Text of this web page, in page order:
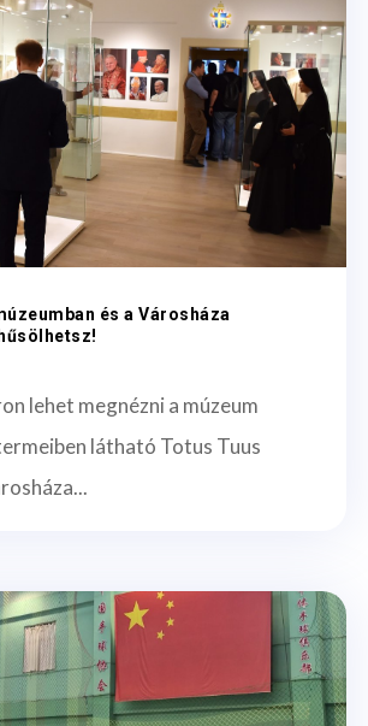
és a Városháza
lehet megnézni a múzeum
látható Totus Tuus